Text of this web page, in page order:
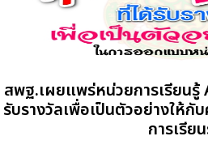
สพฐ.เผยแพร่หน่วยการเรียน
รับรางวัลเพื่อเป็นตัวอย่างให้กั
การเรีย